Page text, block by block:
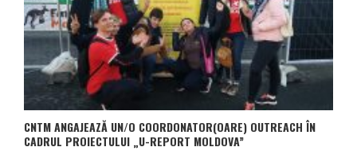
CNTM ANGAJEAZĂ UN/O COORDONATOR(OARE) OUTREACH ÎN
CADRUL PROIECTULUI „U-REPORT MOLDOVA”